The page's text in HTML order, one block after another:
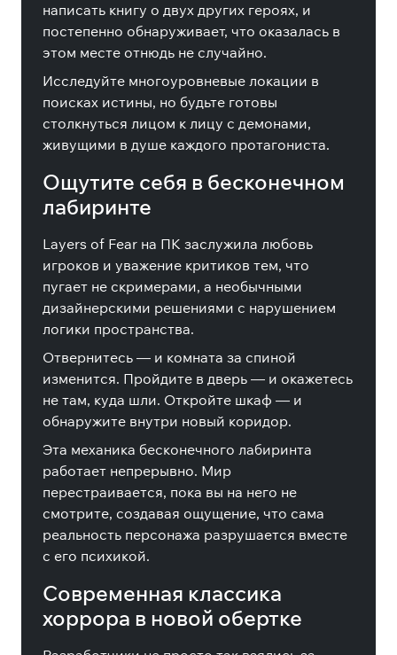
написать книгу о двух других героях, и
постепенно обнаруживает, что оказалась в
этом месте отнюдь не случайно.
Исследуйте многоуровневые локации в
поисках истины, но будьте готовы
столкнуться лицом к лицу с демонами,
живущими в душе каждого протагониста.
Ощутите себя в бесконечном
лабиринте
Layers of Fear на ПК заслужила любовь
игроков и уважение критиков тем, что
пугает не скримерами, а необычными
дизайнерскими решениями с нарушением
логики пространства.
Отвернитесь — и комната за спиной
изменится. Пройдите в дверь — и окажетесь
не там, куда шли. Откройте шкаф — и
обнаружите внутри новый коридор.
Эта механика бесконечного лабиринта
работает непрерывно. Мир
перестраивается, пока вы на него не
смотрите, создавая ощущение, что сама
реальность персонажа разрушается вместе
с его психикой.
Современная классика
хоррора в новой обертке